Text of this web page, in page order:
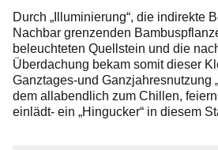
Folgen
Durch „Illuminierung“, die indirekte
Nachbar grenzenden
beleuchteten Quellstein und die
Überdachung bekam somit dieser
Ganztages-und Ganzjahresnutzung
dem allabendlich zum Chillen,
einlädt- ein „Hingucker“ in diesem